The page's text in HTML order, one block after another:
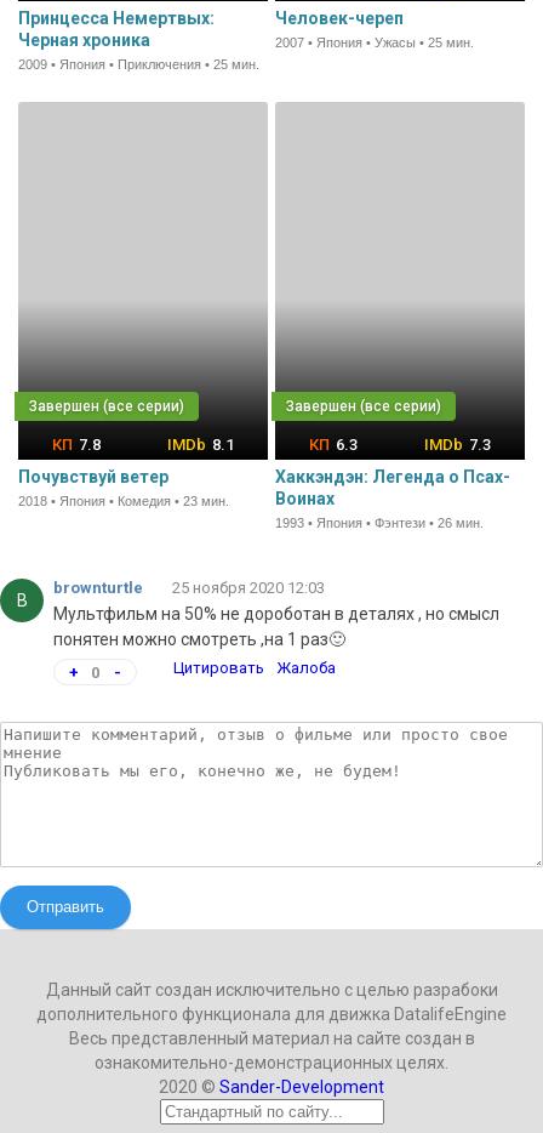
Принцесса Немертвых:
Черная хроника
2009 • Япония • Приключения • 25 мин.
Человек-череп
2007 • Япония • Ужасы • 25 мин.
7.8 8.1
Почувствуй ветер
2018 • Япония • Комедия • 23 мин.
6.3 7.3
Хаккэндэн: Легенда о Псах-
Воинах
1993 • Япония • Фэнтези • 26 мин.
B
brownturtle 25 ноября 2020 12:03
Мультфильм на 50% не дороботан в деталях , но смысл
понятен можно смотреть ,на 1 раз🙂
+ 0 - Цитировать Жалоба
Отправить
Данный сайт создан исключительно с целью разрабоки
дополнительного функционала для движка DatalifeEngine
Весь представленный материал на сайте создан в
ознакомительно-демонстрационных целях.
2020 © Sander-Development